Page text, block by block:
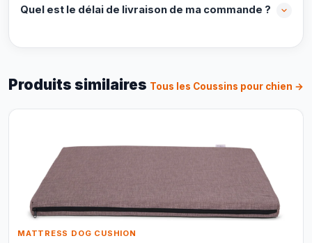
Quel est le délai de livraison de ma commande ?
Produits similaires Tous les Coussins pour chien →
MATTRESS DOG CUSHION